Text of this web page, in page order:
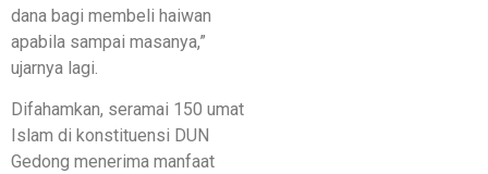
dana bagi membeli haiwan
apabila sampai masanya,”
ujarnya lagi.
Difahamkan, seramai 150 umat
Islam di konstituensi DUN
Gedong menerima manfaat